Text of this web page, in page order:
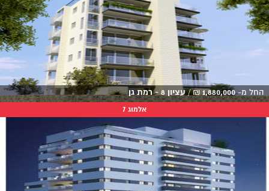
החל מ-1,880,000
₪
/עציון 8 - רמת גן
אלמוג 7